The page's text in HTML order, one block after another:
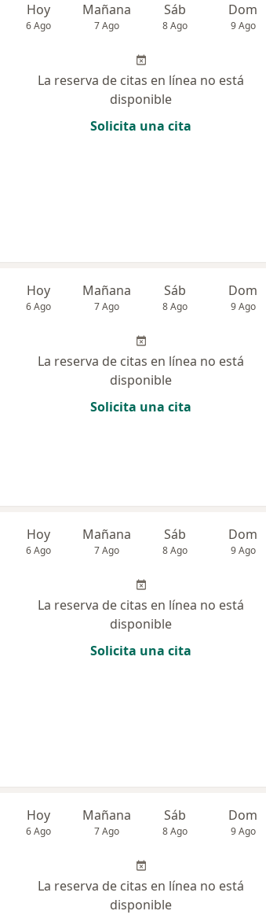
Hoy
6 Ago
Mañana
7 Ago
Sáb
8 Ago
Dom
9 Ago
La reserva de citas en línea no está
disponible
Solicita una cita
Hoy
6 Ago
Mañana
7 Ago
Sáb
8 Ago
Dom
9 Ago
La reserva de citas en línea no está
disponible
Solicita una cita
Hoy
6 Ago
Mañana
7 Ago
Sáb
8 Ago
Dom
9 Ago
La reserva de citas en línea no está
disponible
Solicita una cita
Hoy
6 Ago
Mañana
7 Ago
Sáb
8 Ago
Dom
9 Ago
La reserva de citas en línea no está
disponible